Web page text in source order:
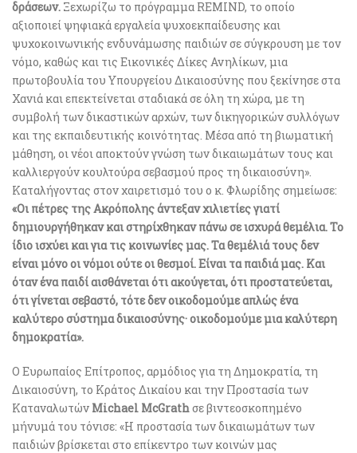
δράσεων. Ξεχωρίζω το πρόγραμμα REMIND, το οποίο
αξιοποιεί ψηφιακά εργαλεία ψυχοεκπαίδευσης και
ψυχοκοινωνικής ενδυνάμωσης παιδιών σε σύγκρουση με τον
νόμο, καθώς και τις Εικονικές Δίκες Ανηλίκων, μια
πρωτοβουλία του Υπουργείου Δικαιοσύνης που ξεκίνησε στα
Χανιά και επεκτείνεται σταδιακά σε όλη τη χώρα, με τη
συμβολή των δικαστικών αρχών, των δικηγορικών συλλόγων
και της εκπαιδευτικής κοινότητας. Μέσα από τη βιωματική
μάθηση, οι νέοι αποκτούν γνώση των δικαιωμάτων τους και
καλλιεργούν κουλτούρα σεβασμού προς τη δικαιοσύνη».
Καταλήγοντας στον χαιρετισμό του ο κ. Φλωρίδης σημείωσε:
«Οι πέτρες της Ακρόπολης άντεξαν χιλιετίες γιατί
δημιουργήθηκαν και στηρίχθηκαν πάνω σε ισχυρά θεμέλια. Το
ίδιο ισχύει και για τις κοινωνίες μας. Τα θεμέλιά τους δεν
είναι μόνο οι νόμοι ούτε οι θεσμοί. Είναι τα παιδιά μας. Και
όταν ένα παιδί αισθάνεται ότι ακούγεται, ότι προστατεύεται,
ότι γίνεται σεβαστό, τότε δεν οικοδομούμε απλώς ένα
καλύτερο σύστημα δικαιοσύνης· οικοδομούμε μια καλύτερη
δημοκρατία».
Ο Ευρωπαίος Επίτροπος, αρμόδιος για τη Δημοκρατία, τη
Δικαιοσύνη, το Κράτος Δικαίου και την Προστασία των
Καταναλωτών Michael McGrathσε βιντεοσκοπημένο
μήνυμά του τόνισε: «Η προστασία των δικαιωμάτων των
παιδιών βρίσκεται στο επίκεντρο των κοινών μας